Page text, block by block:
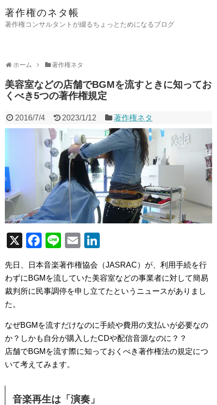
著作権のネタ帳
著作権コンサルタントが綴るちょっとためになるブログ
ホーム 著作権ネタ
美容室などの店舗でBGMを流すときに知ってお
くべき5つの著作権規定
2016/7/4 2023/1/12 著作権ネタ
X
F
c
e
o
o
k
Li
e
E
ail k
e
n
先日、日本音楽著作権協会（JASRAC）が、利用手続を行
わずにBGMを流していた美容室などの事業者に対して簡易
裁判所に民事調停を申し立てたというニュースがありまし
た。
なぜBGMを流すだけなのに手続や費用の支払いが必要なの
か？しかも自分が購入したCDや配信音源なのに？？
店舗でBGMを流す際に知っておくべき著作権法の規定につ
いて考えてみます。
音楽再生は「演奏」